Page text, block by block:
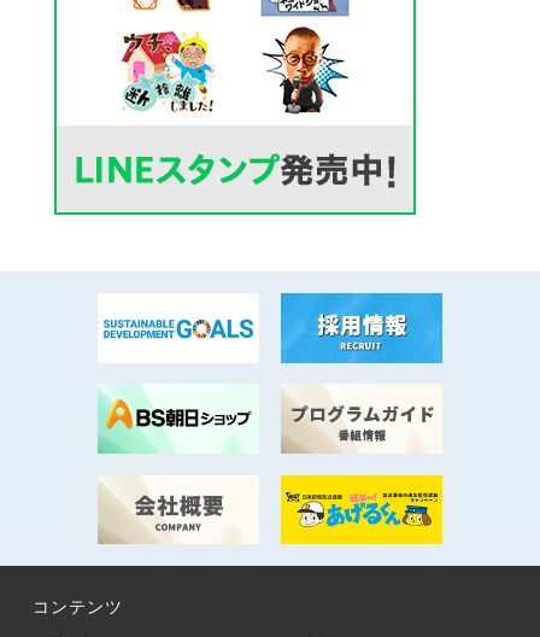
コンテンツ